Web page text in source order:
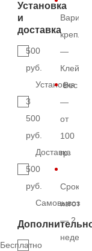
Установка
и
доставка
500
руб.
Установка
3
500
руб.
Доставка
500
руб.
Самовывоз
Бесплатно
—
Клей
Вес
—
от
100
гр.
Срок
— 2
недели